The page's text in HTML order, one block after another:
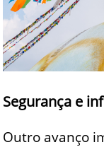
Segurança e
Outro avanço